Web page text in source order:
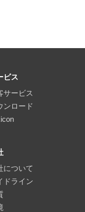
ビス
サービス
ンロード
について
ドライン